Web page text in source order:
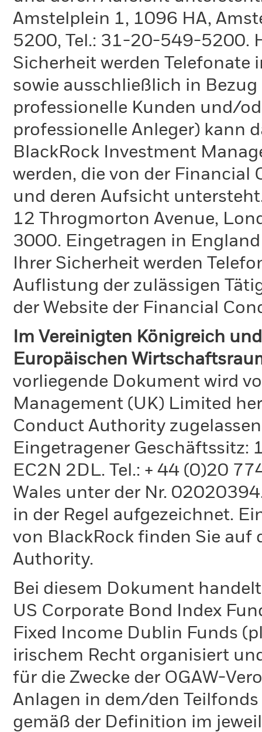
Amstelplein 1, 1096 HA,
5200, Tel.: 31-20-549-5200.
Sicherheit werden Telefonate
sowie ausschließlich in
professionelle Kunden und/
professionelle Anleger) kann
BlackRock Investment
werden, die von der Financial
und deren Aufsicht
12 Throgmorton Avenue,
3000. Eingetragen in
Ihrer Sicherheit werden
Auflistung der zulässigen
der Website der Financial
Im Vereinigten Königreich
Europäischen
vorliegende Dokument wird
Management (UK) Limited
Conduct Authority
Eingetragener Geschäftssitz:
EC2N 2DL. Tel.: + 44 (0)20
Wales unter der Nr.
in der Regel aufgezeichnet.
von BlackRock finden Sie auf
Authority.
Bei diesem Dokument
US Corporate Bond Index
Fixed Income Dublin Funds
irischem Recht organisiert
für die Zwecke der OGAW-
Anlagen in dem/den
gemäß der Definition im